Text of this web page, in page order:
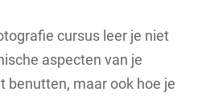
cursus leer je niet
aspecten van je
benutten, maar ook hoe je